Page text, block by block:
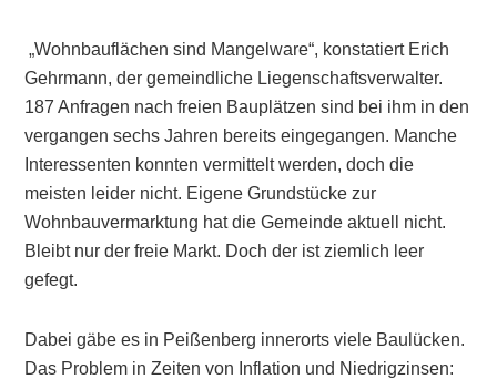
„Wohnbauflächen sind Mangelware“, konstatiert Erich
Gehrmann, der gemeindliche Liegenschaftsverwalter.
187 Anfragen nach freien Bauplätzen sind bei ihm in den
vergangen sechs Jahren bereits eingegangen. Manche
Interessenten konnten vermittelt werden, doch die
meisten leider nicht. Eigene Grundstücke zur
Wohnbauvermarktung hat die Gemeinde aktuell nicht.
Bleibt nur der freie Markt. Doch der ist ziemlich leer
gefegt.
Dabei gäbe es in Peißenberg innerorts viele Baulücken.
Das Problem in Zeiten von Inflation und Niedrigzinsen: